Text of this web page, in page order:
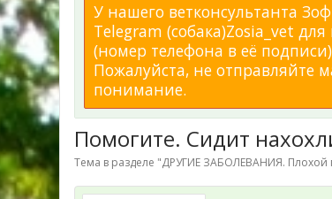
У нашего ветконсультанта
Telegram (собака)Zosia_vet
(номер телефона в её
Пожалуйста, не отправляйте
понимание.
Помогите. Сидит
Тема в разделе "ДРУГИЕ ЗАБОЛЕВАНИЯ. Плохой